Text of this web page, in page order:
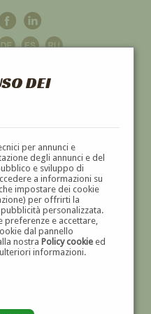
DEI
per annunci e
degli annunci e del
e sviluppo di
a informazioni su
impostare dei cookie
per offrirti la
personalizzata.
preferenze e accettare,
dal pannello
nostra Policy cookieed
informazioni.
'800 E '900